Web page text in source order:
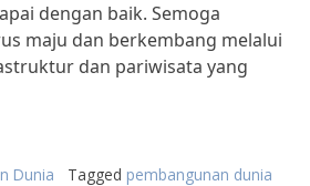
dengan baik. Semoga
maju dan berkembang melalui
dan pariwisata yang
Dunia Tagged pembangunan dunia